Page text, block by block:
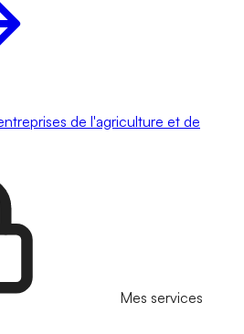
de l'agriculture et de
Mes services